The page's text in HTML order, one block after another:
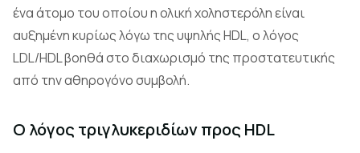
ένα άτομο του οποίου η ολική χοληστερόλη είναι
αυξημένη κυρίως λόγω της υψηλής HDL, ο λόγος
LDL/HDL βοηθά στο διαχωρισμό της προστατευτικής
από την αθηρογόνο συμβολή.
Ο λόγος τριγλυκεριδίων προς HDL